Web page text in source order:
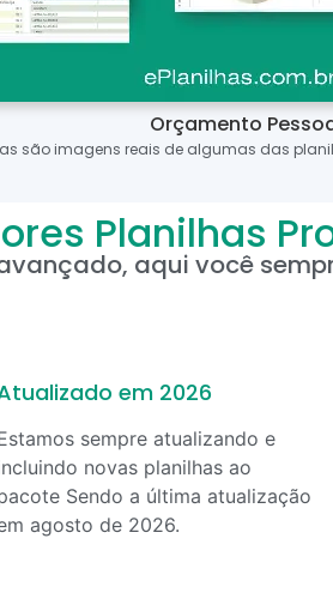
Orçamento
são imagens reais de algumas das
Planilhas
aqui você
em 2026
sempre atualizando e
novas planilhas ao
Sendo a última atualização
agosto de 2026.